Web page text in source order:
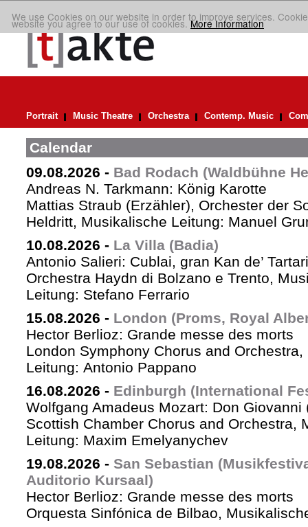
We use Cookies on our website in order to improve services.
website you agree to our use of cookies.More Information
Portrait Music Theatre Orchestra Contemp. Music
Calendar
09.08.2026 - Bad Rodach (Waldbühne
Andreas N. Tarkmann: König Karotte
Mattias Straub (Erzähler), Orchester der
Heldritt, Musikalische Leitung: Manuel
10.08.2026 - La Villa (Badia)
Antonio Salieri: Cublai, gran Kan de’
Orchestra Haydn di Bolzano e Trento,
Leitung: Stefano Ferrario
15.08.2026 - London (Proms, Royal
Hector Berlioz: Grande messe des morts
London Symphony Chorus and
Leitung: Antonio Pappano
16.08.2026 - Edinburgh (International
Wolfgang Amadeus Mozart: Don Giovanni
Scottish Chamber Chorus and Orchestra,
Leitung: Maxim Emelyanychev
19.08.2026 - San Sebastian
Auditorio Kursaal)
Hector Berlioz: Grande messe des morts
Orquesta Sinfónica de Bilbao,